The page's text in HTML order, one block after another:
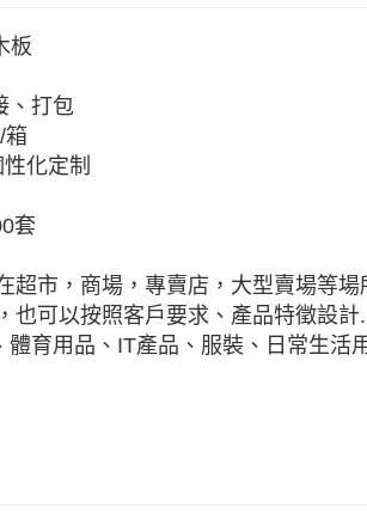
板
、打包
箱
化定制
套
超市，商場，專賣店，大型賣場等場
也可以按照客戶要求、產品特徵設計.
育用品、IT產品、服裝、日常生活